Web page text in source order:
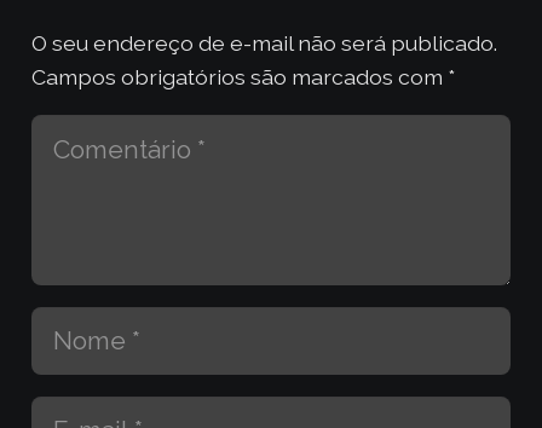
O seu endereço de e-mail não será publicado.
Campos obrigatórios são marcados com *